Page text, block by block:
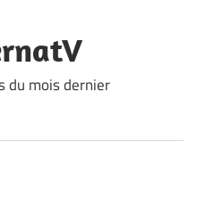
du mois dernier